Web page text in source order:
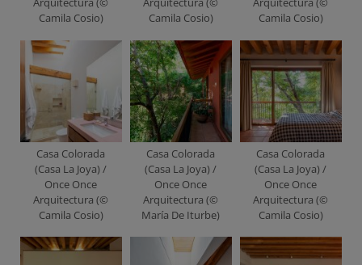
Camila Cosio)
Camila Cosio)
Camila Cosio)
Casa Colorada
(Casa La Joya) /
Once Once
Arquitectura (©
Camila Cosio)
Casa Colorada
(Casa La Joya) /
Once Once
Arquitectura (©
María De Iturbe)
Casa Colorada
(Casa La Joya) /
Once Once
Arquitectura (©
Camila Cosio)